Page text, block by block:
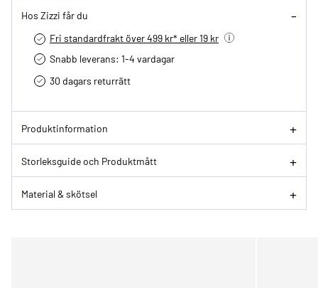
Hos Zizzi får du
Fri standardfrakt över 499 kr* eller 19 kr
Snabb leverans: 1-4 vardagar
30 dagars returrätt­
Produktinformation
Storleksguide och Produktmått
Material & skötsel